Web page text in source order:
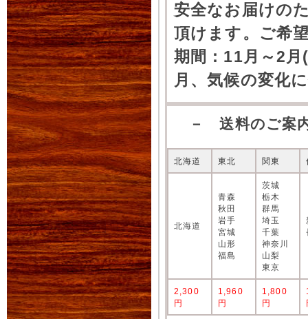
安全なお届けの
頂けます。ご希
期間：11月～2
月、気候の変化
－ 送料のご案
北海道 東北 関東
北海道
青森
秋田
岩手
宮城
山形
福島
茨城
栃木
群馬
埼玉
千葉
神奈川
山梨
東京
2,300
円
1,960
円
1,800
円